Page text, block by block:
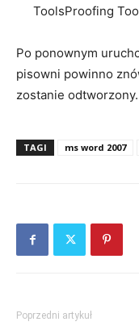
ToolsProofing
Po ponownym
pisowni powinno
zostanie odtworzony.
TAGI ms word 2007
Poprzedni artykuł